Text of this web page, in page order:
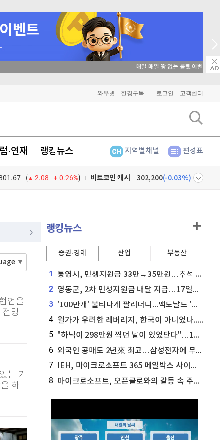
매일 매일 꽝 없는 룰렛 이벤트
와우넷 한경구독 로그인 고객센터
·연재 랭킹뉴스 지역별채널 편성표
( 2.08 0.26%)
)
1,466 -1.38%)
비트코인 캐시 302,200(-0.03%)
퀀텀
징주
마켓이슈
▼
업을
전망
는 기
하
랭킹뉴스
증권·경제 산업 부동산
1 통영시, 민생지원금 33만→35만원…추석 전 푼다
2 영동군, 2차 민생지원금 내달 지급…17일부터 신청 접수
3 '100만개' 불티나게 팔리더니...맥도날드 '충주찰옥수수버거' 돌연 판매 종료
4 월가가 우려한 레버리지, 한국이 아니었나...'상황 인식' 못한 아셴브레너의 추락
5 "하닉이 298만원 찍던 날이 있었단다"…100만 클릭 '전래동화' 정체
6 외국인 공매도 2년來 최고…삼성전자에 무슨일이 [B급기자의 B급리포트]
7 IEH, 마이크로소프트 365 메일박스 사이버보안 사고 조사 착수
8 마이크로소프트, 오픈클로와의 갈등 속 주가 상승